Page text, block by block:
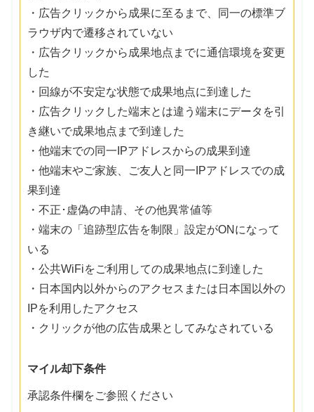
・広告クリックから成果に至るまで、同一の標準ブ
ラウザ内で遷移されていない
・広告クリックから成果地点までに通信環境を変更
した
・回線が不安定な状態で成果地点に到達した
・広告クリックした端末とは違う端末にデータを引
き継いで成果地点まで到達した
・他端末での同一IPアドレスからの成果到達
・他端末やご家族、ご友人と同一IPアドレスでの成
果到達
・不正･虚偽の申請、その他異常値等
・端末の「追跡型広告を制限」設定がONになって
いる
・公共WiFiをご利用しての成果地点に到達した
・日本国内以外からのアクセスまたは日本国以外の
IPを利用したアクセス
・クリックが他の広告成果としてみなされている
マイル却下条件
承認条件欄をご参照ください